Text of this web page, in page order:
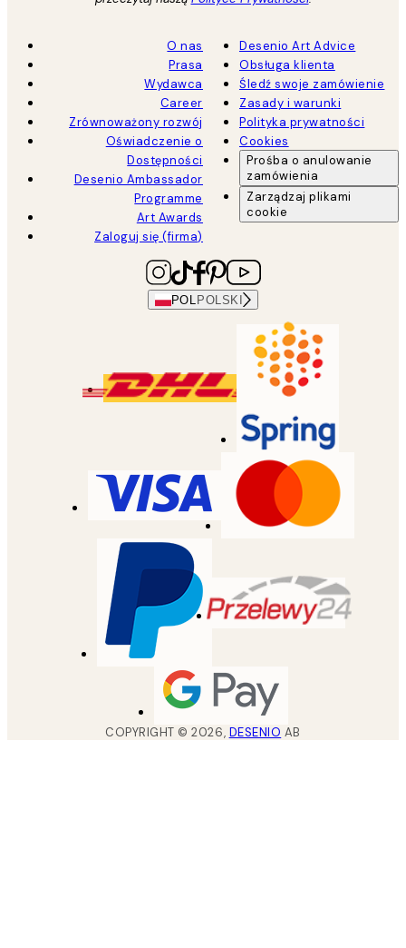
O nas
Prasa
Wydawca
Career
Zrównoważony rozwój
Oświadczenie o
Dostępności
Desenio Ambassador
Programme
Art Awards
Zaloguj się (firma)
Desenio Art Advice
Obsługa klienta
Śledź swoje zamówienie
Zasady i warunki
Polityka prywatności
Cookies
Prośba o anulowanie
zamówienia
Zarządzaj plikami
cookie
POL POLSKI
COPYRIGHT ©2026, DESENIO AB